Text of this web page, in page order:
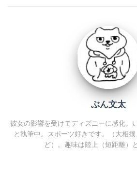
ぶん文太
彼女の影響を受けてディズニーに感化。
と執筆中。スポーツ好きです。（大相
ど）。趣味は陸上（短距離）